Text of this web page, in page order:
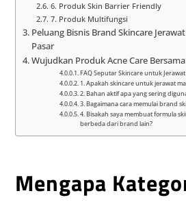
6. Produk Skin Barrier Friendly
7. Produk Multifungsi
Peluang Bisnis Brand Skincare
Pasar
Wujudkan Produk Acne Care Bersama
FAQ Seputar Skincare untuk Jerawat
1. Apakah skincare untuk jerawat
2. Bahan aktif apa yang sering
3. Bagaimana cara memulai brand
4. Bisakah saya membuat formula
berbeda dari brand lain?
Mengapa